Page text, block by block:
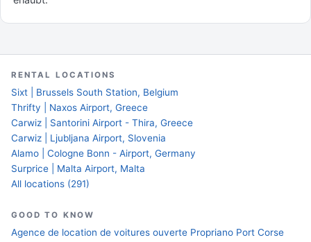
RENTAL LOCATIONS
Sixt | Brussels South Station, Belgium
Thrifty | Naxos Airport, Greece
Carwiz | Santorini Airport - Thira, Greece
Carwiz | Ljubljana Airport, Slovenia
Alamo | Cologne Bonn - Airport, Germany
Surprice | Malta Airport, Malta
All locations (291)
GOOD TO KNOW
Agence de location de voitures ouverte Propriano Port Corse